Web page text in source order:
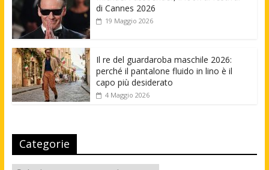
di Cannes 2026
19 Maggio 2026
Il re del guardaroba maschile 2026:
perché il pantalone fluido in lino è il
capo più desiderato
4 Maggio 2026
Categorie